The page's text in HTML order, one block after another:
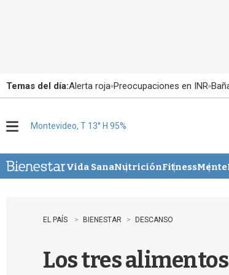
Temas del día:Alerta roja Preocupaciones en INR
u
Montevideo, T 13° H 95%
Vida SanaNutriciónFitnessMente
EL PAÍS BIENESTAR DESCANSO
Los tres